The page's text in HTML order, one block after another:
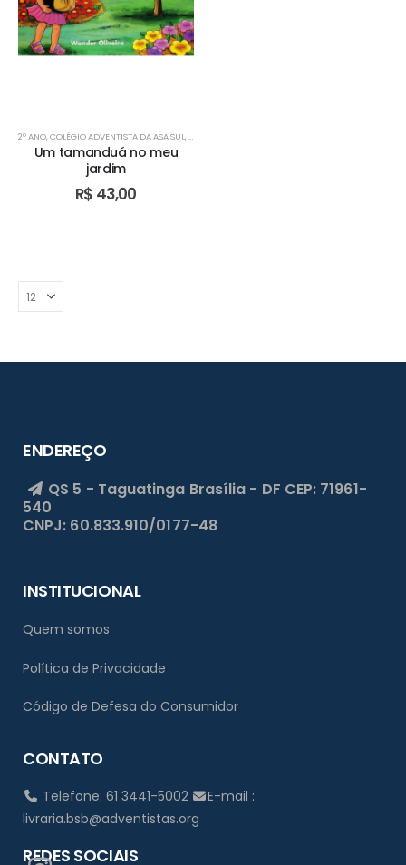
2º ANO,COLÉGIO ADVENTISTA DA ASA SUL,COLÉGIO ADVENTISTA DE ÁGUAS CLARAS
Um tamanduá no meu
jardim
R$ 43,00
ENDEREÇO
QS 5 - Taguatinga Brasília - DF CEP: 71961-
540
CNPJ: 60.833.910/0177-48
INSTITUCIONAL
Quem somos
Política de Privacidade
Código de Defesa do Consumidor
CONTATO
Telefone: 61 3441-5002
E-mail :
livraria.bsb@adventistas.org
REDES SOCIAIS